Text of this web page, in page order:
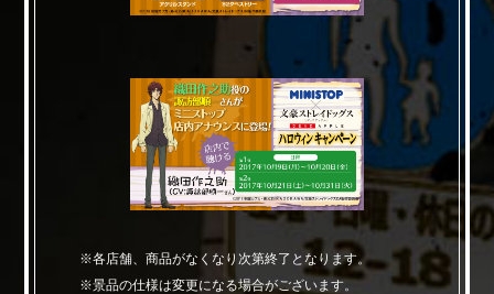
※各店舗、商品がなくなり次第終了となります。
※景品の仕様は変更になる場合がございます。